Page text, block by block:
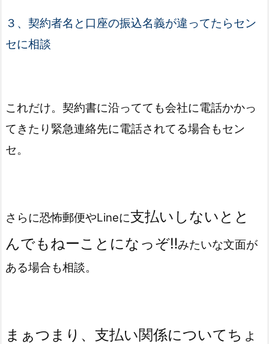
３、契約者名と口座の振込名義が違ってたらセン
セに相談
これだけ。契約書に沿ってても会社に電話かかっ
てきたり緊急連絡先に電話されてる場合もセン
セ。
さらに恐怖郵便やLineに支払いしないとと
んでもねーことになっぞ‼️みたいな文面が
ある場合も相談。
まぁつまり、支払い関係についてちょ